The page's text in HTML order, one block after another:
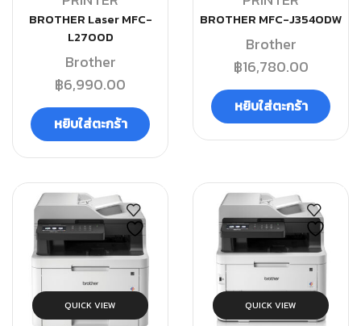
BROTHER Laser MFC-
L2700D
Brother
฿6,990.00
หยิบใส่ตะกร้า
BROTHER MFC-J3540DW
Brother
฿16,780.00
หยิบใส่ตะกร้า
QUICK VIEW QUICK VIEW